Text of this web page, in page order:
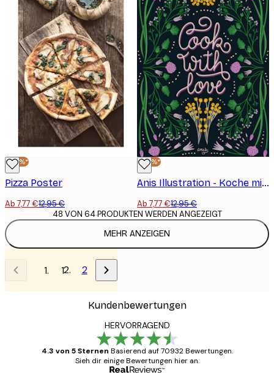
-40%*
Pizza Poster
Ab 7,77 €12,95 €
-40%*
Anis Illustration - Koche mit Liebe Poster
Ab 7,77 €12,95 €
MEHR ANZEIGEN
48 VON 64 PRODUKTEN WERDEN ANGEZEIGT
1 2
Kundenbewertungen
HERVORRAGEND
4.3 von 5 Sternen Basierend auf 70932 Bewertungen.
Sieh dir einige Bewertungen hier an.